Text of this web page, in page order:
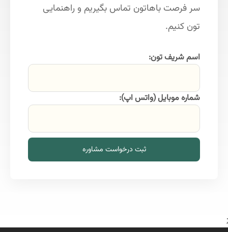
سر فرصت باهاتون تماس بگیریم و راهنمایی
تون کنیم.
اسم شریف تون:
شماره موبایل (واتس اپ):
ثبت درخواست مشاوره
;